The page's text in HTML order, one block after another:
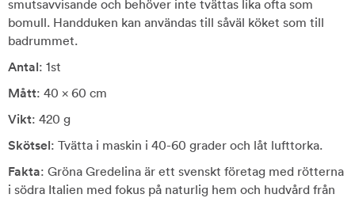
smutsavvisande och behöver inte tvättas lika ofta som
bomull. Handduken kan användas till såväl köket som till
badrummet.
Antal: 1st
Mått: 40 x 60 cm
Vikt: 420 g
Skötsel: Tvätta i maskin i 40-60 grader och låt lufttorka.
Fakta: Gröna Gredelina är ett svenskt företag med rötterna
i södra Italien med fokus på naturlig hem och hudvård från